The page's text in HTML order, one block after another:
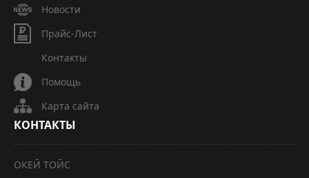
Новости
Прайс-Лист
Контакты
Помощь
Карта сайта
КОНТАКТЫ
ОКЕЙ ТОЙС